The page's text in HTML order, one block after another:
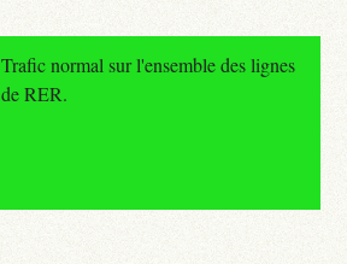
Trafic normal sur l'ensemble des lignes
de RER.